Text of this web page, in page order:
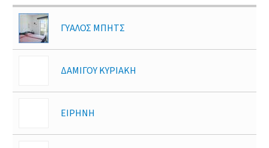
ΓΥΑΛΟΣ ΜΠΗΤΣ
ΔΑΜΙΓΟΥ ΚΥΡΙΑΚΗ
ΕΙΡΗΝΗ